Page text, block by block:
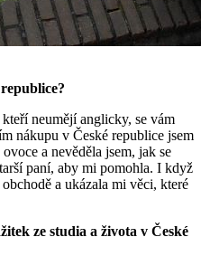
neumějí anglicky, se vám
nákupu v České republice jsem
a nevěděla jsem, jak se
paní, aby mi pomohla. I když
a ukázala mi věci, které
ze studia a života v České